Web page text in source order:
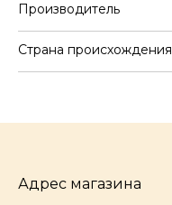
Производитель
Страна происхождения
Адрес магазина